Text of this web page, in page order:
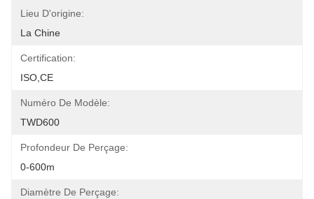
Lieu D'origine:
La Chine
Certification:
ISO,CE
Numéro De Modèle:
TWD600
Profondeur De Perçage:
0-600m
Diamètre De Perçage: